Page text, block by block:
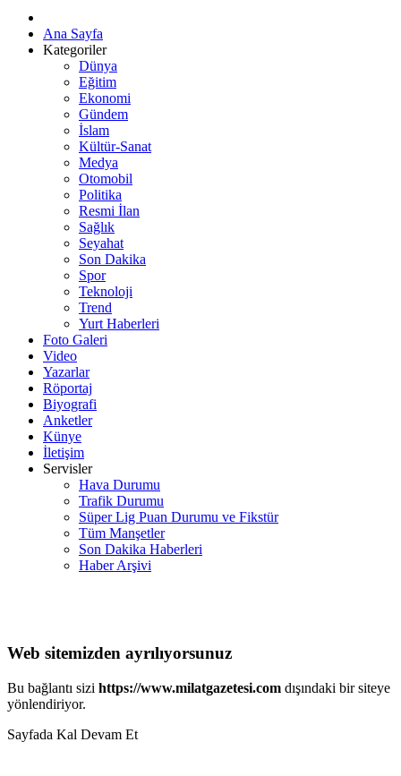
Ana Sayfa
Kategoriler
Dünya
Eğitim
Ekonomi
Gündem
İslam
Kültür-Sanat
Medya
Otomobil
Politika
Resmi İlan
Sağlık
Seyahat
Son Dakika
Spor
Teknoloji
Trend
Yurt Haberleri
Foto Galeri
Video
Yazarlar
Röportaj
Biyografi
Anketler
Künye
İletişim
Servisler
Hava Durumu
Trafik Durumu
Süper Lig Puan Durumu ve Fikstür
Tüm Manşetler
Son Dakika Haberleri
Haber Arşivi
Web sitemizden ayrılıyorsunuz
Bu bağlantı sizi https://www.milatgazetesi.com dışındaki bir siteye
yönlendiriyor.
Sayfada Kal Devam Et